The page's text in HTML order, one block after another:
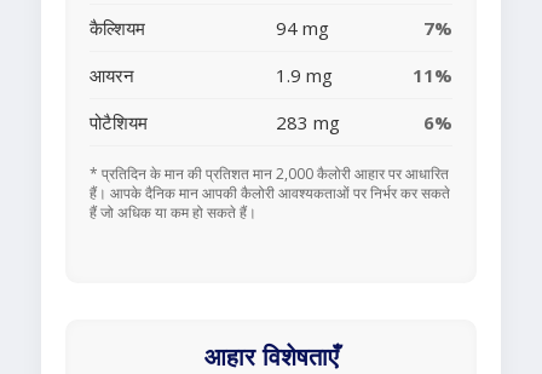
कैल्शियम
94 mg
7%
आयरन
1.9 mg
11%
पोटैशियम
283 mg 6%
* प्रतिदिन के मान की प्रतिशत मान 2,000 कैलोरी आहार पर आधारित
हैं। आपके दैनिक मान आपकी कैलोरी आवश्यकताओं पर निर्भर कर सकते
हैं जो अधिक या कम हो सकते हैं।
आहार विशेषताएँ